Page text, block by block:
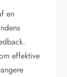
en
effektive